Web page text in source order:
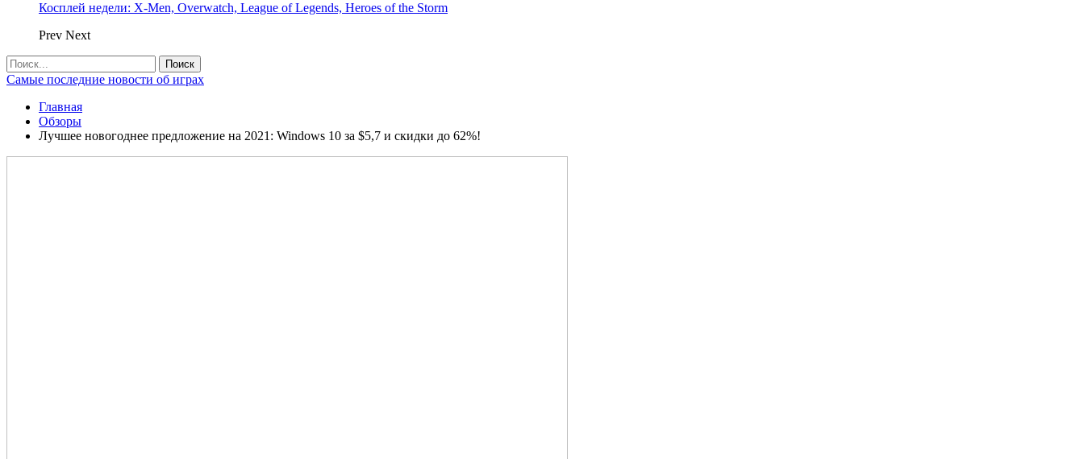
Косплей недели: X-Men, Overwatch, League of Legends, Heroes of the Storm
Prev Next
Самые последние новости об играх
Главная
Обзоры
Лучшее новогоднее предложение на 2021: Windows 10 за $5,7 и скидки до 62%!